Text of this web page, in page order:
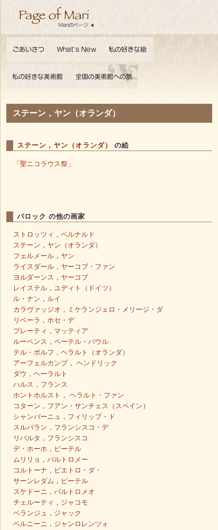
ステーン，ヤン（オランダ）
ステーン，ヤン（オランダ） の絵
「聖ニコラウス祭」
バロック の他の画家
ストロッツィ，ベルナルド
ステーン，ヤン（オランダ）
フェルメール，ヤン
ライスダール，ヤーコブ・ファン
ヨルダーンス，ヤーコブ
レイステル，ユディト（ドイツ）
ル・ナン，ルイ
カラヴァッジオ，ミケランジェロ・メリージ・ダ
リベーラ，ホセ・デ
プレーティ，マッティア
ルーベンス，ペーテル・パウル
テル・ボルフ，ヘラルト（オランダ）
アーフェルカンプ， ヘンドリック
ダウ，ヘーラルト
ハルス，フランス
ホントホルスト， ヘラルト・ファン
コターン，フアン・サンチェス（スペイン）
シャンパーニュ，フィリップ・ド
スルバラン，フランシスコ・デ
リバルタ，フランシスコ
デ・ホーホ，ピーテル
ムリリョ，バルトロメー
コルトーナ，ピエトロ・ダ・
サーンレダム，ピーテル
スケドーニ，バルトロメオ
チェルーティ，ジャコモ
ベランジュ，ジャック
ベルニーニ，ジャンロレンツォ